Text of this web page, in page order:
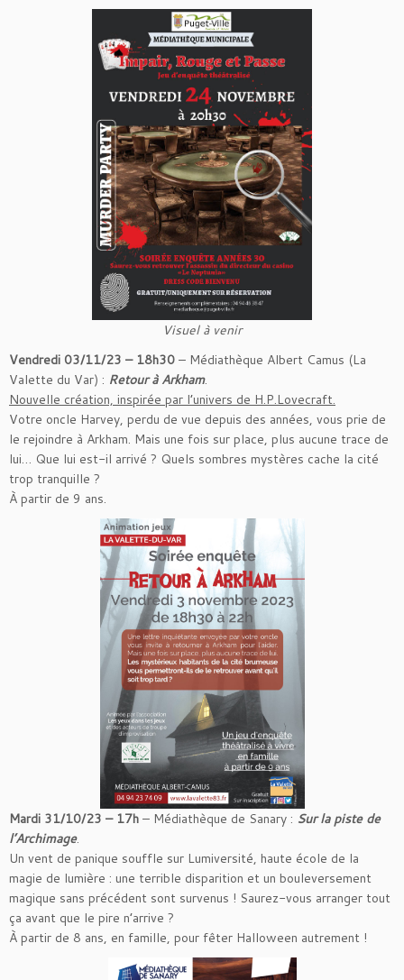
Visuel à venir
Vendredi 03/11/23 – 18h30 – Médiathèque Albert Camus (La
Valette du Var) : Retour à Arkham.
Nouvelle création, inspirée par l’univers de H.P.Lovecraft.
Votre oncle Harvey, perdu de vue depuis des années, vous prie de
le rejoindre à Arkham. Mais une fois sur place, plus aucune trace de
lui… Que lui est-il arrivé ? Quels sombres mystères cache la cité
trop tranquille ?
À partir de 9 ans.
Mardi 31/10/23 – 17h – Médiathèque de Sanary : Sur la piste de
l’Archimage.
Un vent de panique souffle sur Lumiversité, haute école de la
magie de lumière : une terrible disparition et un bouleversement
magique sans précédent sont survenus ! Saurez-vous arranger tout
ça avant que le pire n’arrive ?
À partir de 8 ans, en famille, pour fêter Halloween autrement !